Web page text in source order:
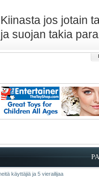
Kiinasta jos jotain
ja suojan takia
käyttäjiä ja 5 vierailijaa